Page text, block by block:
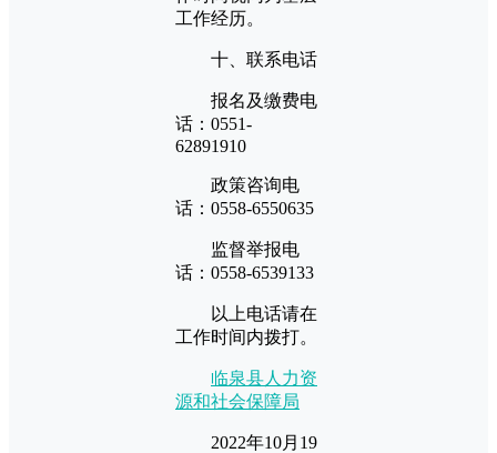
工作经历。
十、联系电话
报名及缴费电
话：0551-
62891910
政策咨询电
话：0558-6550635
监督举报电
话：0558-6539133
以上电话请在
工作时间内拨打。
临泉县人力资
源和社会保障局
2022年10月19